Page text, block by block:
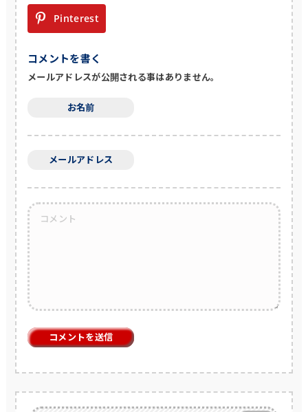
Pinterest
コメントを書く
メールアドレスが公開される事はありません。
お名前
メールアドレス